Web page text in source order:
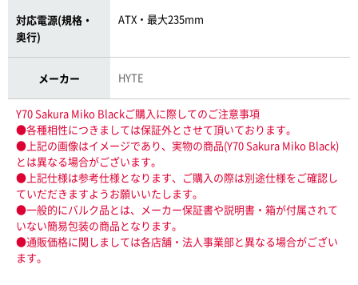
対応電源(規格・
奥行)
ATX・最大235mm
メーカー HYTE
Y70 Sakura Miko Blackご購入に際してのご注意事項
●各種相性につきましては保証外とさせて頂いております。
●上記の画像はイメージであり、実物の商品(Y70 Sakura Miko Black)
とは異なる場合がございます。
●上記仕様は参考仕様となります、ご購入の際は別途仕様をご確認し
ていだだきますようお願いいたします。
●一般的にバルク品とは、メーカー保証書や説明書・箱が付属されて
いない簡易包装の商品となります。
●通販価格に関しましては各店舗・法人事業部と異なる場合がござい
ます。